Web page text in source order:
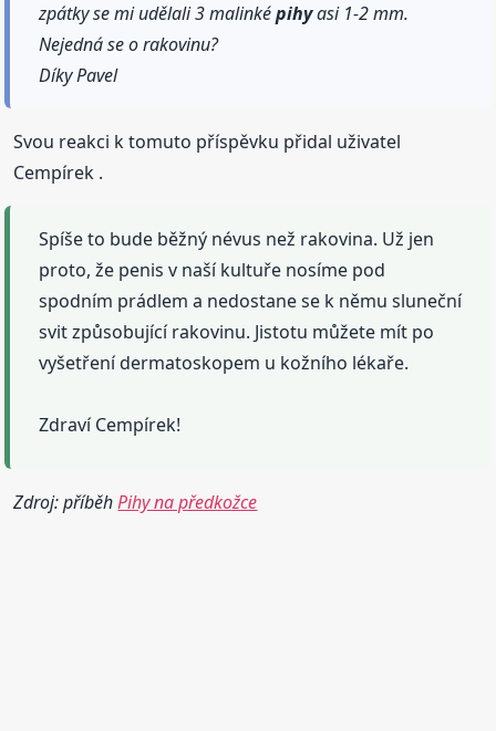
zpátky se mi udělali 3 malinképihyasi 1-2 mm.
Nejedná se o rakovinu?
Díky Pavel
Svou reakci k tomuto příspěvku přidal uživatel
Cempírek .
Spíše to bude běžný névus než rakovina. Už jen
proto, že penis v naší kultuře nosíme pod
spodním prádlem a nedostane se k němu sluneční
svit způsobující rakovinu. Jistotu můžete mít po
vyšetření dermatoskopem u kožního lékaře.
Zdraví Cempírek!
Zdroj: příběhPihy na předkožce